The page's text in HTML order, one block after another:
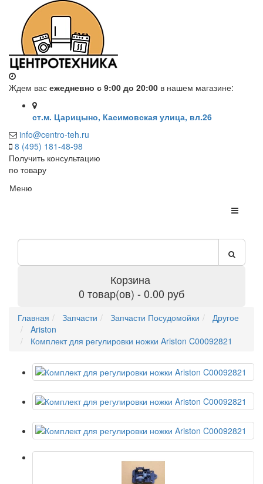
Ждем вас ежедневно с 9:00 до 20:00 в нашем магазине:
ст.м. Царицыно, Касимовская улица, вл.26
info@centro-teh.ru
8 (495) 181-48-98
Получить консультацию
по товару
Меню
Корзина
0 товар(ов) - 0.00 руб
Главная Запчасти Запчасти Посудомойки
Другое
Ariston
Комплект для регулировки ножки Ariston C00092821